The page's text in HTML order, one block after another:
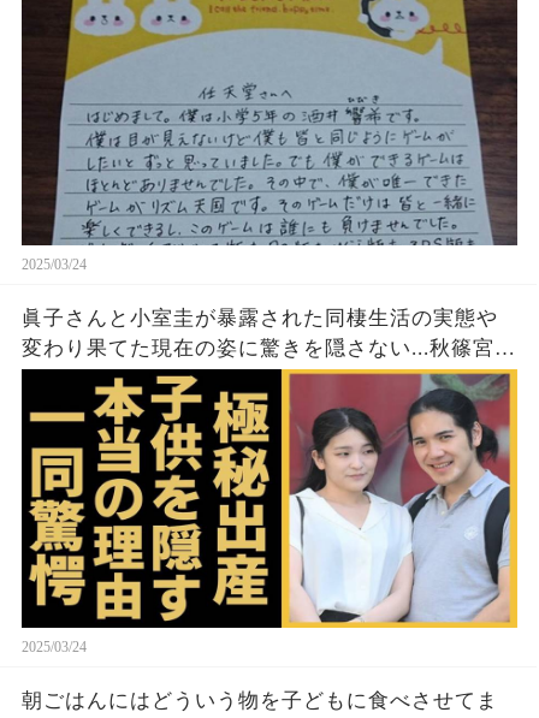
2025/03/24
眞子さんと小室圭が暴露された同棲生活の実態や
変わり果てた現在の姿に驚きを隠さない...秋篠宮家
の長女がアメリカで極秘出産の真相や暴露された
ヤバいO癖に言葉を失う...
2025/03/24
朝ごはんにはどういう物を子どもに食べさせてま